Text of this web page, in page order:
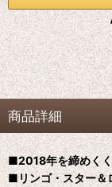
商品詳細
■2018年を締めく
■リンゴ・スター＆